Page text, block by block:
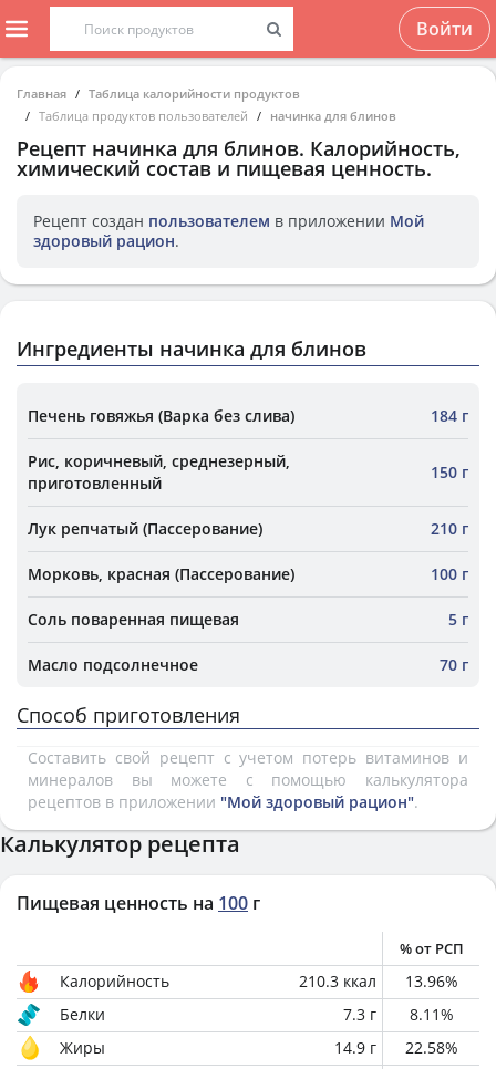
Войти
Главная
Таблица калорийности продуктов
Таблица продуктов пользователей
начинка для блинов
Рецепт начинка для блинов. Калорийность,
химический состав и пищевая ценность.
Рецепт создан пользователем в приложении Мой
здоровый рацион.
Ингредиенты начинка для блинов
Печень говяжья (Варка без слива) 184 г
Рис, коричневый, среднезерный,
приготовленный
150 г
Лук репчатый (Пассерование) 210 г
Морковь, красная (Пассерование) 100 г
Соль поваренная пищевая 5 г
Масло подсолнечное 70 г
Способ приготовления
Составить свой рецепт с учетом потерь витаминов и
минералов вы можете с помощью калькулятора
рецептов в приложении "Мой здоровый рацион".
Калькулятор рецепта
Пищевая ценность на 100 г
% от РСП
Калорийность 210.3 ккал 13.96%
Белки
7.3 г 8.11%
Жиры
14.9 г 22.58%